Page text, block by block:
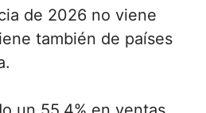
de 2026 no viene
también de países